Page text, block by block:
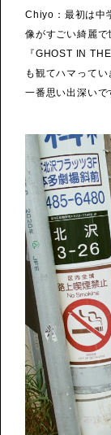
Chiyo：最初は中
像がすごい綺麗
『GHOST IN
も観てハマって
一番思い出深いで